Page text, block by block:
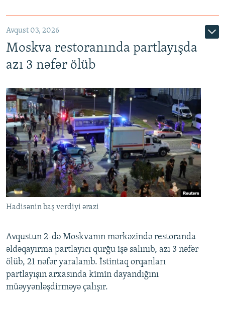
Avqust 03, 2026
Moskva restoranında partlayışda
azı 3 nəfər ölüb
Hadisənin baş verdiyi ərazi
Avqustun 2-də Moskvanın mərkəzində restoranda
əldəqayırma partlayıcı qurğu işə salınıb, azı 3 nəfər
ölüb, 21 nəfər yaralanıb. İstintaq orqanları
partlayışın arxasında kimin dayandığını
müəyyənləşdirməyə çalışır.